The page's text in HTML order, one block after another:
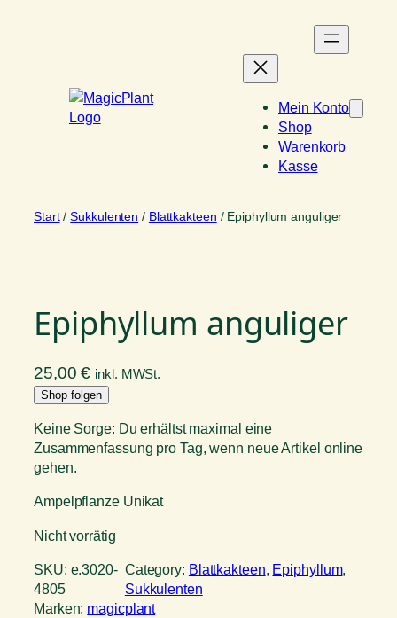
Mein Konto
Shop
Warenkorb
Kasse
Start/Sukkulenten / Blattkakteen / Epiphyllum anguliger
Epiphyllum anguliger
25,00€ inkl. MWSt.
Shop folgen
Keine Sorge: Du erhältst maximal eine
Zusammenfassung pro Tag, wenn neue Artikel online
gehen.
Ampelpflanze Unikat
Nicht vorrätig
SKU: e.3020-
4805
Category: Blattkakteen, Epiphyllum
Sukkulenten
Marken: magicplant